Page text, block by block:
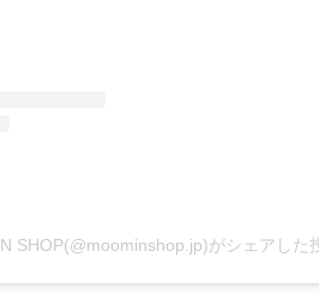
SHOP(@moominshop.jp)がシェアした